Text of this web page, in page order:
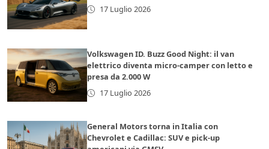
17 Luglio 2026
Volkswagen ID. Buzz Good Night: il van
elettrico diventa micro-camper con letto e
presa da 2.000 W
17 Luglio 2026
General Motors torna in Italia con
Chevrolet e Cadillac: SUV e pick-up